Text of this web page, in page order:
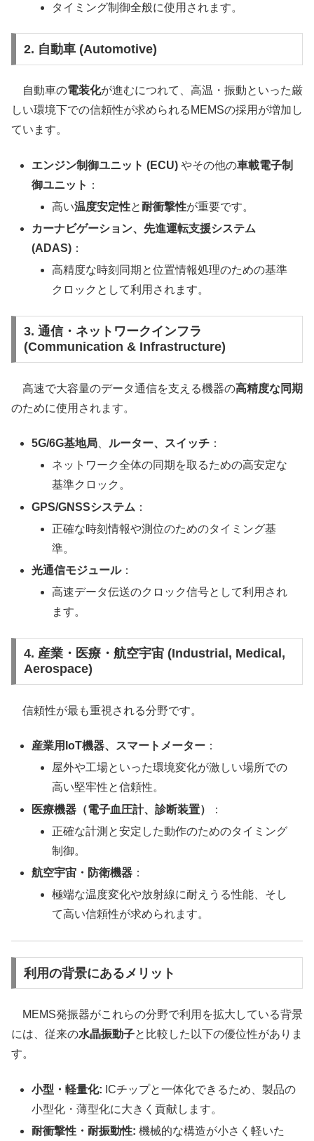
タイミング制御全般に使用されます。
2. 自動車 (Automotive)
自動車の電装化が進むにつれて、高温・振動といった厳
しい環境下での信頼性が求められるMEMSの採用が増加し
ています。
エンジン制御ユニット (ECU) やその他の車載電子制
御ユニット ：
高い温度安定性と耐衝撃性が重要です。
カーナビゲーション、先進運転支援システム
(ADAS) ：
高精度な時刻同期と位置情報処理のための基準
クロックとして利用されます。
3. 通信・ネットワークインフラ
(Communication & Infrastructure)
高速で大容量のデータ通信を支える機器の高精度な同期
のために使用されます。
5G/6G基地局 ルーター、スイッチ ：
ネットワーク全体の同期を取るための高安定な
基準クロック。
GPS/GNSSシステム ：
正確な時刻情報や測位のためのタイミング基
準。
光通信モジュール：
高速データ伝送のクロック信号として利用され
ます。
4. 産業・医療・航空宇宙 (Industrial, Medical,
Aerospace)
信頼性が最も重視される分野です。
産業用IoT機器、スマートメーター ：
屋外や工場といった環境変化が激しい場所での
高い堅牢性と信頼性。
医療機器（電子血圧計、診断装置）
：
正確な計測と安定した動作のためのタイミング
制御。
航空宇宙・防衛機器 ：
極端な温度変化や放射線に耐えうる性能、そし
て高い信頼性が求められます。
利用の背景にあるメリット
MEMS発振器がこれらの分野で利用を拡大している背景
には、従来の水晶振動子と比較した以下の優位性がありま
す。
小型・軽量化: ICチップと一体化できるため、製品の
小型化・薄型化に大きく貢献します。
耐衝撃性・耐振動性: 機械的な構造が小さく軽いた